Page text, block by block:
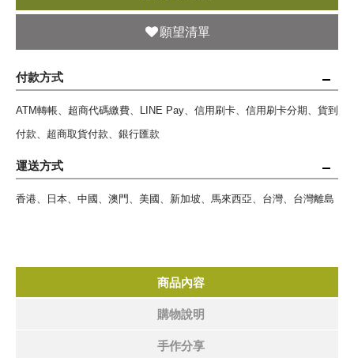
願望清單
付款方式
ATM轉帳、超商代碼繳費、LINE Pay、信用刷卡、信用刷卡分期、貨到
付款、超商取貨付款、銀行匯款
運送方式
香港、日本、中國、澳門、美國、新加坡、馬來西亞、台灣、台灣離島
商品內容
購物說明
手作分享